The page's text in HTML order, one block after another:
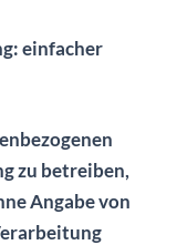
einfacher
zu betreiben,
Angabe von